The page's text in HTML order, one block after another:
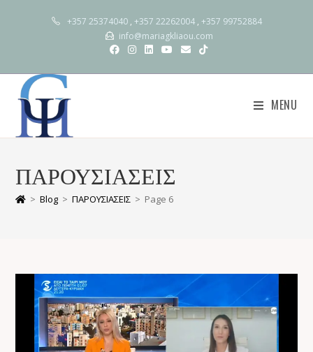
+357 25374040, +357 22262004, +357 99752884
info@mariagkliaou.com
MENU
ΠΑΡΟΥΣΙΑΣΕΙΣ
> Blog > ΠΑΡΟΥΣΙΑΣΕΙΣ > Page 6